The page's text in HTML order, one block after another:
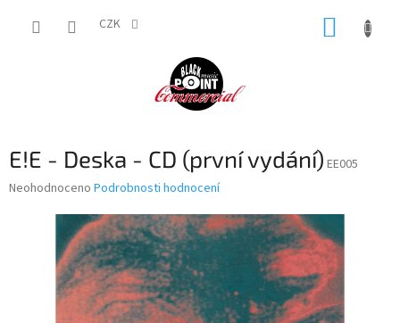
CZK
E!E - Deska - CD (první vydání) EE005
Průměrné
hvězdiček.
Neohodnoceno Podrobnosti hodnocení